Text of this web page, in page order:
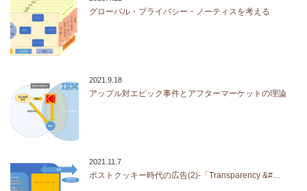
グローバル・プライバシー・ノーティスを考える
2021.9.18
アップル対エピック事件とアフターマーケットの理論
2021.11.7
ポストクッキー時代の広告(2)-「Transparency &#…